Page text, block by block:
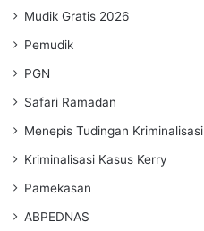
Mudik Gratis 2026
Pemudik
PGN
Safari Ramadan
Menepis Tudingan Kriminalisasi
Kriminalisasi Kasus Kerry
Pamekasan
ABPEDNAS